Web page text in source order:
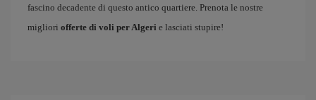
fascino decadente di questo antico quartiere. Prenota le nostre
migliori offerte di voli per Algeri e lasciati stupire!